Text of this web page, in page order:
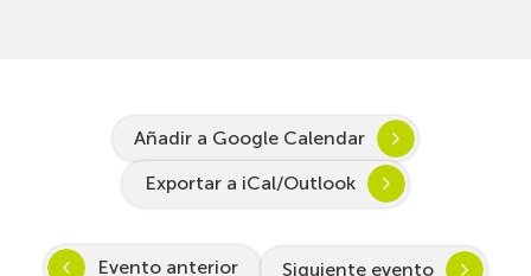
Añadir a Google Calendar
Exportar a iCal/Outlook
Evento anterior Siguiente evento